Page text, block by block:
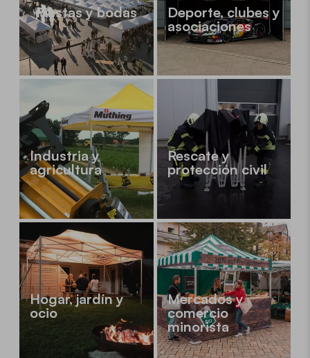
Fiestas y bodas
Deporte, clubes y
asociaciones
Industria y
agricultura
Rescate y
protección civil
Hogar, jardín y
ocio
Mercados y
comercio
minorista